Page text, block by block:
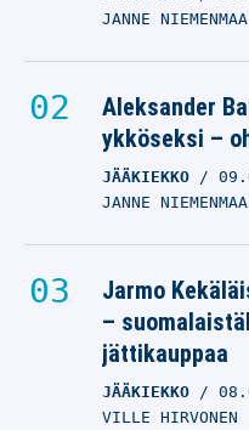
JANNE NIEMENMAA
Aleksander
ykköseksi –
JÄÄKIEKKO
JANNE NIEMENMAA
Jarmo
–
jättikauppaa
JÄÄKIEKKO
VILLE HIRVONEN